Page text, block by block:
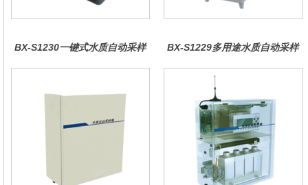
BX-S1230一键式水质自动采样
BX-S1229多用途水质自动采样